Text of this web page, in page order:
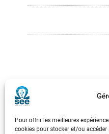
Pour offrir les meilleures
cookies pour stocker et/ou